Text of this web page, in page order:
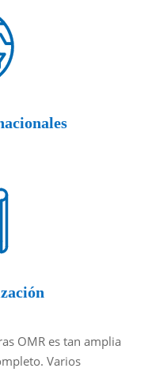
OMR es tan amplia
Varios